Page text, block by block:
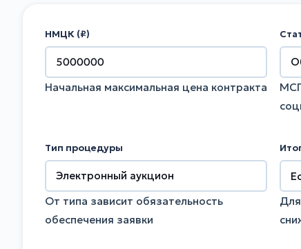
НМЦК (₽)
Начальная максимальная цена контракта
Тип процедуры
От типа зависит обязательность
обеспечения заявки